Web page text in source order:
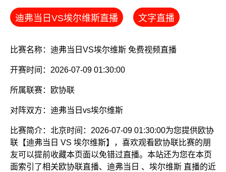
迪弗当日VS埃尔维斯直播 文字直播
比赛名称：迪弗当日VS埃尔维斯 免费视频直播
开赛时间：2026-07-09 01:30:00
所属联赛： 欧协联
对阵双方：迪弗当日vs埃尔维斯
比赛简介：北京时间：2026-07-09 01:30:00为您提供欧协
联【迪弗当日 VS 埃尔维斯】，喜欢观看欧协联比赛的朋
友可以提前收藏本页面以免错过直播。本站还为您在本页
面索引了相关欧协联直播、迪弗当日 、埃尔维斯 直播的近